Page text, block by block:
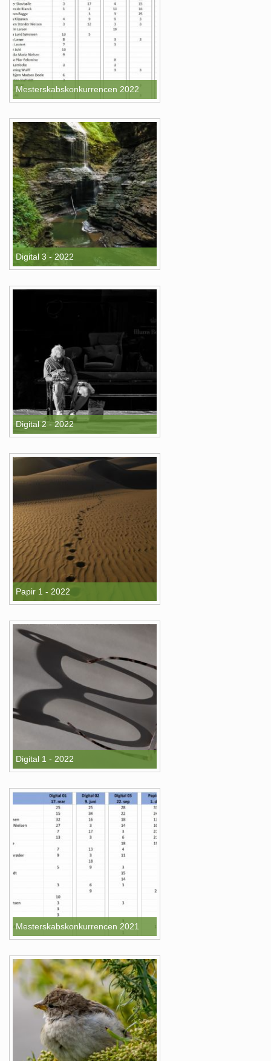
Mesterskabskonkurrencen 2022
Digital 3 - 2022
Digital 2 - 2022
Papir 1 - 2022
Digital 1 - 2022
Mesterskabskonkurrencen 2021